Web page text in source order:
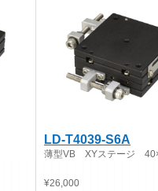
LD-T4039-S6A
薄型VB XYステージ
¥26,000